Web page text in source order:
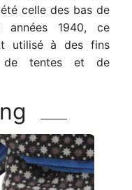
celle des bas de
1940, ce
utilisé à des fins
de tentes et de